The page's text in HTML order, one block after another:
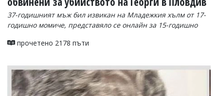
37-годишният мъж бил извикан на Младежкия хълм от 17-
годишно момиче, представяло се онлайн за 15-годишно
прочетено 2178 пъти